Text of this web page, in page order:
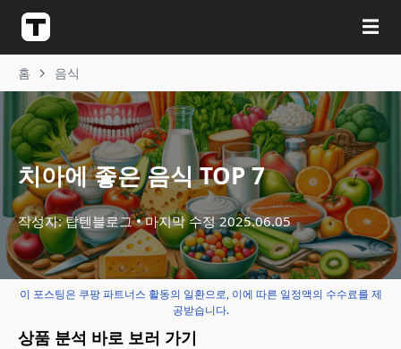
☰
홈 음식
치아에 좋은 음식 TOP 7
작성자: 탑텐블로그 마지막 수정2025.06.05
이 포스팅은 쿠팡 파트너스 활동의 일환으로, 이에 따른 일정액의 수수료를 제
공받습니다.
상품 분석 바로 보러 가기